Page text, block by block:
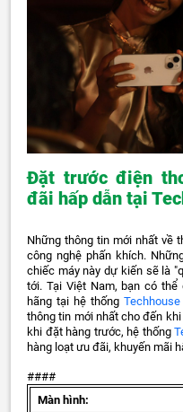
Đặt trước điện
đãi hấp dẫn tại
Những thông tin mới nhất về
công nghệ phấn khích.
chiếc máy này dự kiến sẽ là
tới. Tại Việt Nam, bạn có
hãng tại hệ thống
thông tin mới nhất cho đến
khi đặt hàng trước, hệ thống
hàng loạt ưu đãi, khuyến mãi
####
Màn hình: